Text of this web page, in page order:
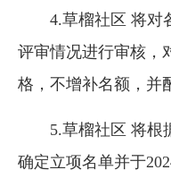
4.草榴社区 将对
评审情况进行审核，
格，不增补名额，并
5.草榴社区 将根
确定立项名单并于